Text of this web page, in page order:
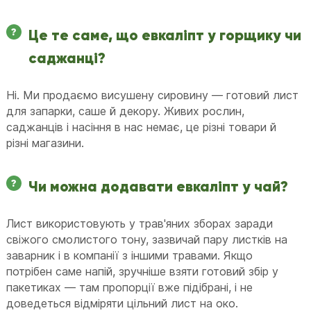
Це те саме, що евкаліпт у горщику чи
саджанці?
Ні. Ми продаємо висушену сировину — готовий лист
для запарки, саше й декору. Живих рослин,
саджанців і насіння в нас немає, це різні товари й
різні магазини.
Чи можна додавати евкаліпт у чай?
Лист використовують у трав'яних зборах заради
свіжого смолистого тону, зазвичай пару листків на
заварник і в компанії з іншими травами. Якщо
потрібен саме напій, зручніше взяти готовий збір у
пакетиках — там пропорції вже підібрані, і не
доведеться відміряти цільний лист на око.